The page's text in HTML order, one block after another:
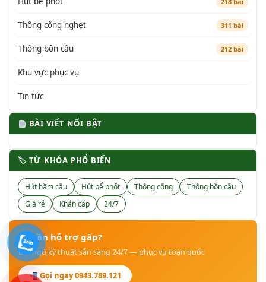
Thông cống nghẹt 311 bài
Thông bồn cầu 212 bài
Khu vực phục vụ
Tin tức
BÀI VIẾT NỔI BẬT
🏷 TỪ KHÓA PHỔ BIẾN
Hút hầm cầu Hút bể phốt Thông cống
Thông bồn cầu
Giá rẻ
Khẩn cấp 24/7
Cần hỗ trợ gấp?
Đội ngũ kỹ thuật sẵn sàng 24/7 — phục vụ toàn quốc
Gọi ngay 0943.789.121